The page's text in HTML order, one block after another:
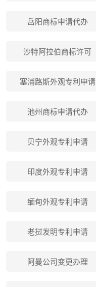
岳阳商标申请代办
沙特阿拉伯商标许可
塞浦路斯外观专利申请
池州商标申请代办
贝宁外观专利申请
印度外观专利申请
缅甸外观专利申请
老挝发明专利申请
阿曼公司变更办理